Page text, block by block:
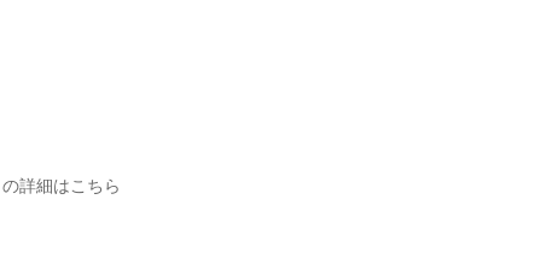
詳細はこちら